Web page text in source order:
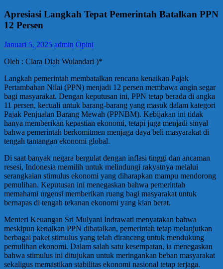
Apresiasi Langkah Tepat Pemerintah Batalkan PPN
12 Persen
Januari 5, 2025 admin Opini
Oleh : Clara Diah Wulandari )*
Langkah pemerintah membatalkan rencana kenaikan Pajak
Pertambahan Nilai (PPN) menjadi 12 persen membawa angin segar
bagi masyarakat. Dengan keputusan ini, PPN tetap berada di angka
11 persen, kecuali untuk barang-barang yang masuk dalam kategori
Pajak Penjualan Barang Mewah (PPNBM). Kebijakan ini tidak
hanya memberikan kepastian ekonomi, tetapi juga menjadi sinyal
bahwa pemerintah berkomitmen menjaga daya beli masyarakat di
tengah tantangan ekonomi global.
Di saat banyak negara bergulat dengan inflasi tinggi dan ancaman
resesi, Indonesia memilih untuk melindungi rakyatnya melalui
serangkaian stimulus ekonomi yang diharapkan mampu mendorong
pemulihan. Keputusan ini menegaskan bahwa pemerintah
memahami urgensi memberikan ruang bagi masyarakat untuk
bernapas di tengah tekanan ekonomi yang kian berat.
Menteri Keuangan Sri Mulyani Indrawati menyatakan bahwa
meskipun kenaikan PPN dibatalkan, pemerintah tetap melanjutkan
berbagai paket stimulus yang telah dirancang untuk mendukung
pemulihan ekonomi. Dalam salah satu kesempatan, ia menegaskan
bahwa stimulus ini ditujukan untuk meringankan beban masyarakat
sekaligus memastikan stabilitas ekonomi nasional tetap terjaga.